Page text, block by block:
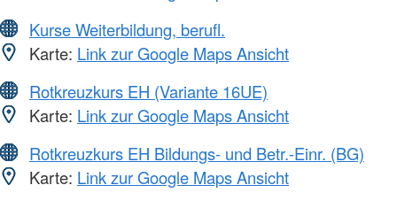
Kurse Weiterbildung, berufl.
Karte: Link zur Google Maps Ansicht
Rotkreuzkurs EH (Variante 16UE)
Karte: Link zur Google Maps Ansicht
Rotkreuzkurs EH Bildungs- und Betr.-Einr. (BG)
Karte: Link zur Google Maps Ansicht